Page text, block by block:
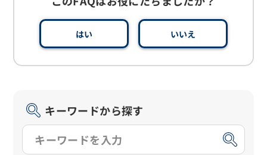
はい いいえ
キーワードから探す